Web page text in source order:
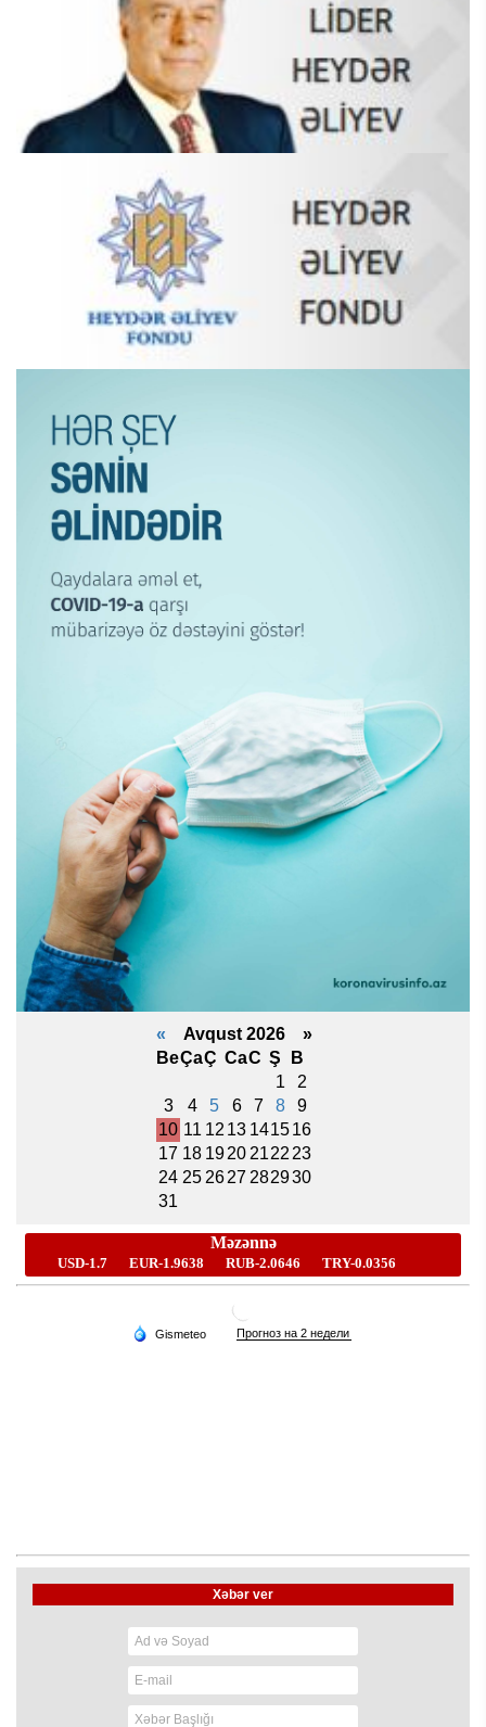
« Avqust 2026 »
BeÇaÇ CaC Ş
B
1
2
3
4 5 6 7 8
9
10 11 12 13 141516
17 18 19 20 2122 23
24 25 26 27 282930
31
Xəbər ver